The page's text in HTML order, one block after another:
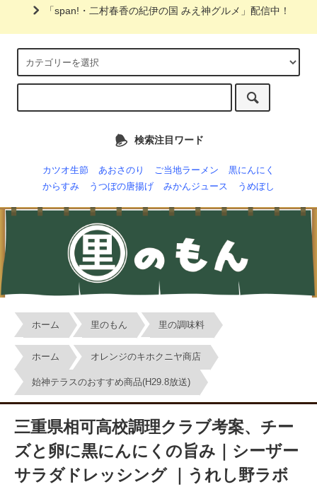
「span!・二村春香の紀伊の国 みえ神グルメ」配信中！
検索注目ワード
カツオ生節 あおさのり ご当地ラーメン
黒にんにく
からすみ
うつぼの唐揚げ みかんジュース うめぼし
ホーム 里のもん 里の調味料
ホーム オレンジのキホクニヤ商店
始神テラスのおすすめ商品(H29.8放送)
三重県相可高校調理クラブ考案、チー
ズと卵に黒にんにくの旨み｜シーザー
サラダドレッシング ｜うれし野ラボ